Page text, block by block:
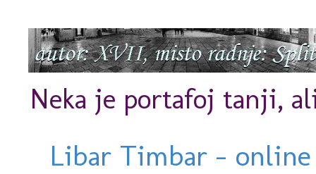
Neka je portafoj tanji,
Libar Timbar -